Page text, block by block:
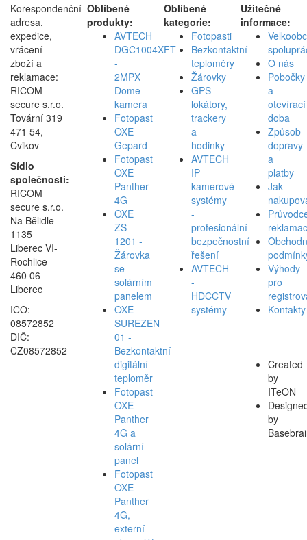
Korespondenční
adresa,
expedice,
vrácení
zboží a
reklamace:
RICOM
secure s.r.o.
Tovární 319
471 54,
Cvikov
Sídlo
společnosti:
RICOM
secure s.r.o.
Na Bělidle
1135
Liberec VI-
Rochlice
460 06
Liberec
IČO:
08572852
DIČ:
CZ08572852
Oblíbené
produkty:
AVTECH
DGC1004XFT
-
2MPX
Dome
kamera
Fotopast
OXE
Gepard
Fotopast
OXE
Panther
4G
OXE
ZS
1201 -
Žárovka
se
solárním
panelem
OXE
SUREZEN
01 -
Bezkontaktní
digitální
teploměr
Fotopast
OXE
Panther
4G a
solární
panel
Fotopast
OXE
Panther
4G,
externí
Oblíbené
kategorie:
Fotopasti
Bezkontaktní
teploměry
Žárovky
GPS
lokátory,
trackery
a
hodinky
AVTECH
IP
kamerové
systémy
-
profesionální
bezpečnostní
řešení
AVTECH
-
HDCCTV
systémy
Užitečné
informace:
O nás
Pobočky
a
otevírací
doba
Způsob
dopravy
a
platby
Jak
Výhody
pro
Kontakty
Created
by
ITeON
by